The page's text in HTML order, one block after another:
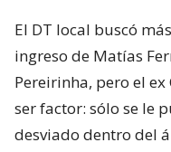
El DT local buscó
ingreso de Matías
Pereirinha, pero el
ser factor: sólo se le
desviado dentro del